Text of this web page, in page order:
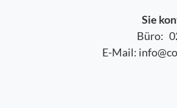
Sie
Büro:
E-Mail: